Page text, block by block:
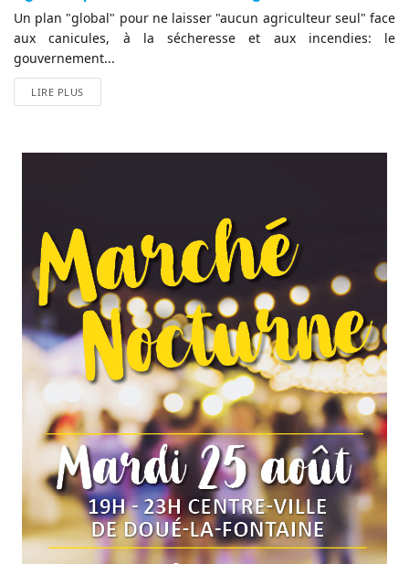
Un plan "global" pour ne laisser "aucun agriculteur seul" face
aux canicules, à la sécheresse et aux incendies: le
gouvernement...
LIRE PLUS